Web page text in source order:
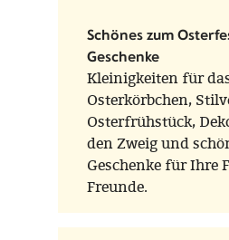
Schönes zum
Geschenke
Kleinigkeiten für
Osterkörbchen,
Osterfrühstück,
den Zweig und
Geschenke für Ihre
Freunde.